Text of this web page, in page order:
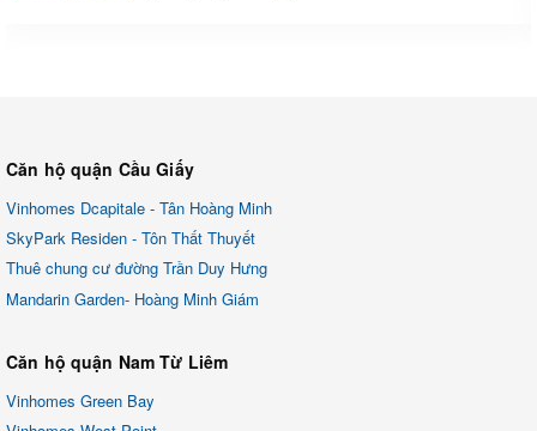
Căn hộ quận Cầu Giấy
Vinhomes Dcapitale - Tân Hoàng Minh
SkyPark Residen - Tôn Thất Thuyết
Thuê chung cư đường Trần Duy Hưng
Mandarin Garden- Hoàng Minh Giám
Căn hộ quận Nam Từ Liêm
Vinhomes Green Bay